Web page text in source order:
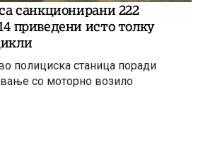
санкционирани 222
приведени исто толку
полициска станица поради
со моторно возило